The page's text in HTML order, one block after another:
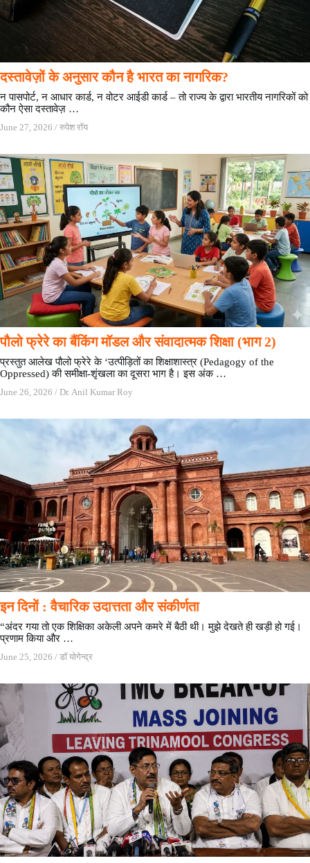
दस्तावेज़ों के अनुसार कौन है भारत का नागरिक?
न पासपोर्ट, न आधार कार्ड, न वोटर आईडी कार्ड – तो राज्य के द्वारा भारतीय नागरिकों को
कौन ऐसा दस्तावेज़ …
June 27, 2026 / रुपेश रॉय
पौलो फ्रेरे का बैंकिंग मॉडल और संवादात्मक शिक्षा (भाग 2)
प्रस्तुत आलेख पौलो फ्रेरे के ‘उत्पीड़ितों का शिक्षाशास्त्र (Pedagogy of the
Oppressed) की समीक्षा-शृंखला का दूसरा भाग है। इस अंक …
June 26, 2026 / Dr. Anil Kumar Roy
इन दिनों : वैचारिक उदात्तता और संकीर्णता
“अंदर गया तो एक शिक्षिका अकेली अपने कमरे में बैठी थी। मुझे देखते ही खड़ी हो गई।
प्रणाम किया और …
June 25, 2026 / डॉ योगेन्द्र